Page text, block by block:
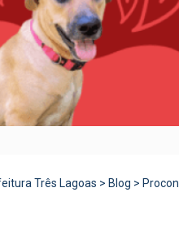
Três Lagoas > Blog > Procon